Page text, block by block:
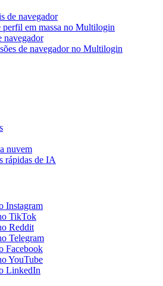
de navegador
perfil em massa no Multilogin
navegador
de navegador no Multilogin
nuvem
rápidas de IA
Instagram
TikTok
Reddit
Telegram
Facebook
YouTube
LinkedIn